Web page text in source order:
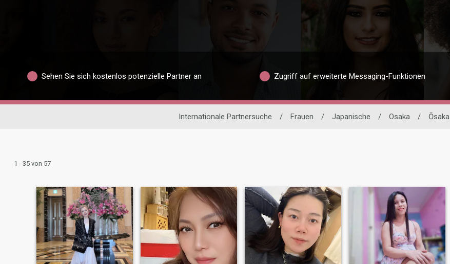
Sehen Sie sich kostenlos potenzielle Partner an Zugriff auf erweiterte Messaging-Funktionen
Internationale Partnersuche / Frauen / Japanische / Osaka / Ōsaka
1 - 35 von 57